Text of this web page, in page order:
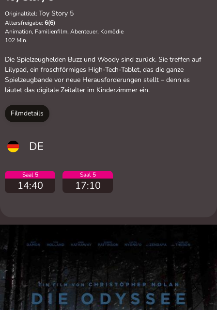
Originaltitel: Toy Story 5
Altersfreigabe: 6(6)
Animation, Familienfilm, Abenteuer, Komödie
102 Min.
Die Spielzeughelden Buzz und Woody sind zurück. Sie treffen auf
Lilypad, ein froschförmiges High-Tech-Tablet, das die ganze
Spielzeugbande vor neue Herausforderungen stellt – denn es
läutet das digitale Zeitalter im Kinderzimmer ein.
Filmdetails
DE
Saal 5
14:40
Saal 5
17:10